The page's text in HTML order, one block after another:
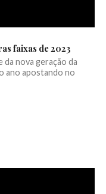
faixas de 2023
nova geração da
ano apostando no